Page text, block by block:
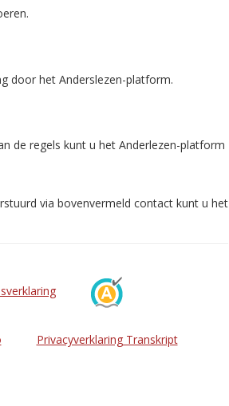
door het Anderslezen-platform.
de regels kunt u het Anderlezen-platform
via bovenvermeld contact kunt u het
Privacyverklaring Transkript